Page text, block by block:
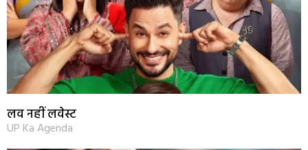
लव नहीं लवेस्ट
UP Ka Agenda